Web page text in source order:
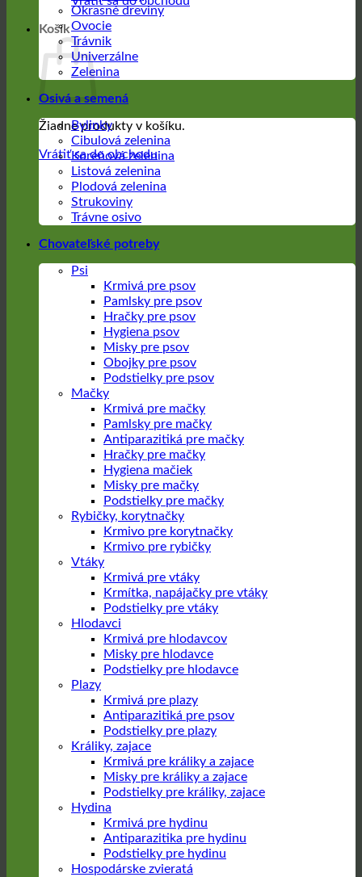
Košík
Žiadne produkty v košíku.
Vrátiť sa do obchodu
Okrasné dreviny
Ovocie
Trávnik
Univerzálne
Zelenina
Osivá a semená
Bylinky
Cibulová zelenina
Koreňová zelenina
Listová zelenina
Plodová zelenina
Strukoviny
Trávne osivo
Chovateľské potreby
Psi
Krmivá pre psov
Pamlsky pre psov
Hračky pre psov
Hygiena psov
Misky pre psov
Obojky pre psov
Podstielky pre psov
Mačky
Krmivá pre mačky
Pamlsky pre mačky
Antiparazitiká pre mačky
Hračky pre mačky
Hygiena mačiek
Misky pre mačky
Podstielky pre mačky
Rybičky, korytnačky
Krmivo pre korytnačky
Krmivo pre rybičky
Vtáky
Krmivá pre vtáky
Krmítka, napájačky pre vtáky
Podstielky pre vtáky
Hlodavci
Krmivá pre hlodavcov
Misky pre hlodavce
Podstielky pre hlodavce
Plazy
Krmivá pre plazy
Antiparazitiká pre psov
Podstielky pre plazy
Králiky, zajace
Krmivá pre králiky a zajace
Misky pre králiky a zajace
Podstielky pre králiky, zajace
Hydina
Krmivá pre hydinu
Antiparazitika pre hydinu
Podstielky pre hydinu
Hospodárske zvieratá